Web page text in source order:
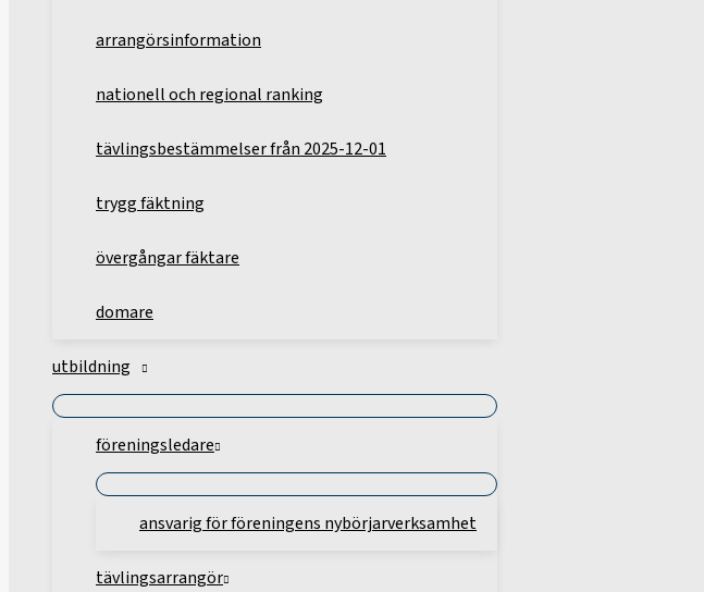
arrangörsinformation
nationell och regional ranking
tävlingsbestämmelser från 2025-12-01
trygg fäktning
övergångar fäktare
domare
utbildning
föreningsledare
ansvarig för föreningens nybörjarverksamhet
tävlingsarrangör